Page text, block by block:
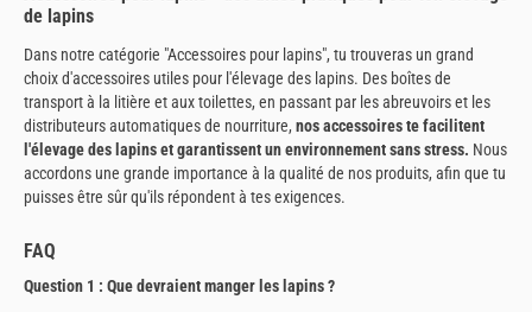
de lapins
Dans notre catégorie "Accessoires pour lapins", tu trouveras un grand
choix d'accessoires utiles pour l'élevage des lapins. Des boîtes de
transport à la litière et aux toilettes, en passant par les abreuvoirs et les
distributeurs automatiques de nourriture, nos accessoires te facilitent
l'élevage des lapins et garantissent un environnement sans stress. Nous
accordons une grande importance à la qualité de nos produits, afin que tu
puisses être sûr qu'ils répondent à tes exigences.
FAQ
Question 1 : Que devraient manger les lapins ?